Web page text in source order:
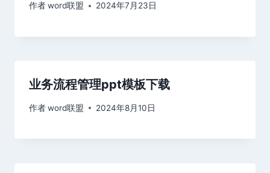
作者word联盟 2024年7月23日
业务流程管理ppt模板下载
作者word联盟 2024年8月10日